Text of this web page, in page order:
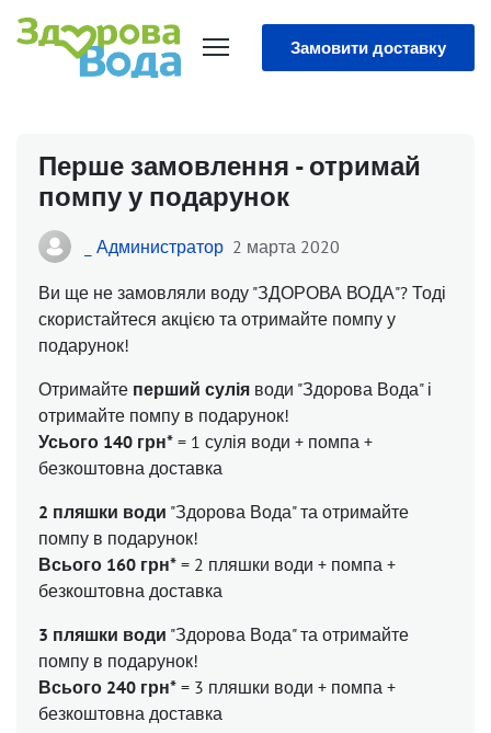
Замовити доставку
Перше замовлення - отримай
помпу у подарунок
_ Администратор 2 марта 2020
Ви ще не замовляли воду "ЗДОРОВА ВОДА"? Тоді
скористайтеся акцією та отримайте помпу у
подарунок!
Отримайте перший сулія води "Здорова Вода" і
отримайте помпу в подарунок!
Усього 140 грн* = 1 сулія води + помпа +
безкоштовна доставка
2 пляшки води "Здорова Вода" та отримайте
помпу в подарунок!
Всього 160 грн* = 2 пляшки води + помпа +
безкоштовна доставка
3 пляшки води "Здорова Вода" та отримайте
помпу в подарунок!
Всього 240 грн* = 3 пляшки води + помпа +
безкоштовна доставка